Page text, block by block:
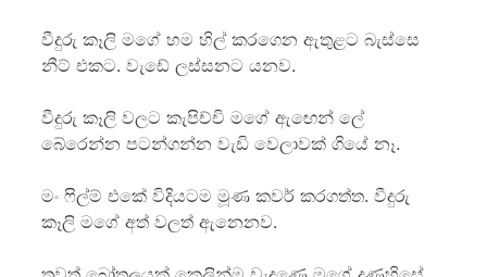
වීදුරු කෑලි මගේ හම හිල් කරගෙන ඇතුළට බැස්සෙ
නීට් එකට. වැඩේ ලස්සනට යනව.
වීදුරු කෑලි වලට කැපිච්චි මගේ ඇඟෙන් ලේ
බේරෙන්න පටන්ගන්න වැඩි වෙලාවක් ගියේ නෑ.
මං ෆිල්ම් එකේ විදියටම මූණ කවර් කරගත්ත. වීදුරු
කෑලි මගේ අත් වලත් ඇනෙනව.